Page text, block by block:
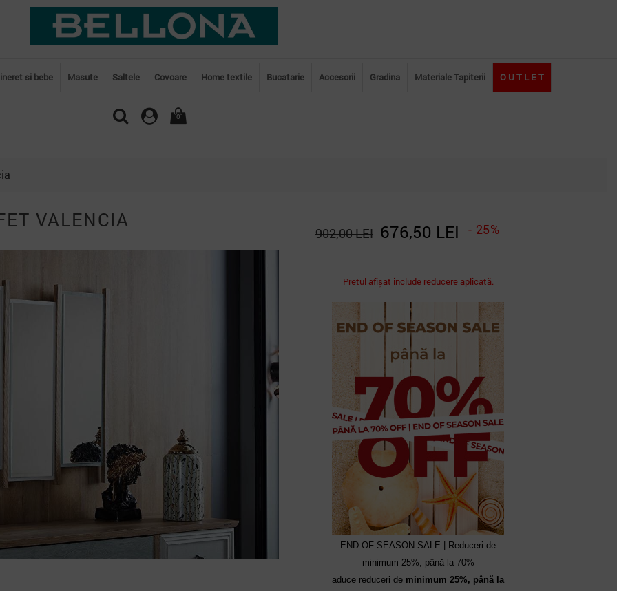
si bebe Masute Saltele Covoare Home textile Bucatarie Accesorii Gradina Materiale Tapiterii O U T L E T
0
VALENCIA
676,50 LEI - 25%
902,00 LEI
Pretul afișat include reducere aplicată.
END OF SEASON SALE | Reduceri de
minimum 25%, până la 70%
aduce reduceri de minimum 25%, până la